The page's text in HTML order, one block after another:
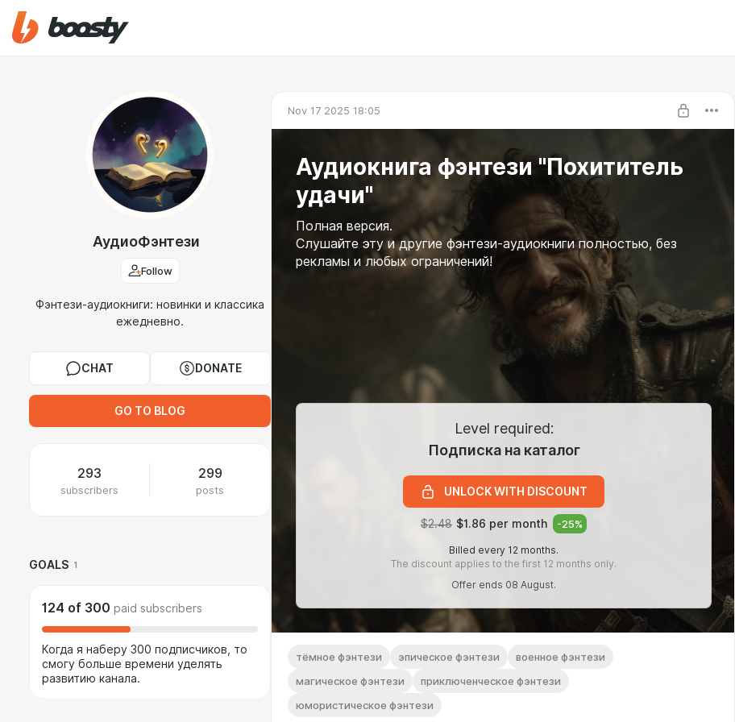
АудиоФэнтези
Follow
Фэнтези-аудиокниги: новинки и классика
ежедневно.
CHAT DONATE
GO TO BLOG
293
subscribers
299
posts
GOALS 1
124 of 300 paid subscribers
Когда я наберу 300 подписчиков, то
смогу больше времени уделять
развитию канала.
Nov 17 2025 18:05
Аудиокнига фэнтези "Похититель
удачи"
Полная версия.
Слушайте эту и другие фэнтези-аудиокниги полностью, без
рекламы и любых ограничений!
Level required:
Подписка на каталог
UNLOCK WITH DISCOUNT
$2.48 $1.86 per month -25%
Billed every 12 months.
The discount applies to the first 12 months only.
Offer ends 08 August.
тёмное фэнтези эпическое фэнтези
военное фэнтези
магическое фэнтези
приключенческое фэнтези
юмористическое фэнтези